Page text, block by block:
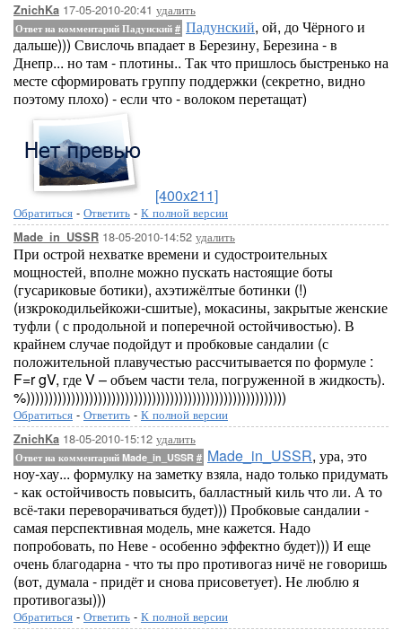
ZnichKa 17-05-2010-20:41 удалить
Ответ на комментарий Падунский # Падунский, ой, до Чёрного и
дальше))) Свислочь впадает в Березину, Березина - в
Днепр... но там - плотины.. Так что пришлось быстренько на
месте сформировать группу поддержки (секретно, видно
поэтому плохо) - если что - волоком перетащат)
[400x211]
Обратиться - Ответить - К полной версии
Made_in_USSR 18-05-2010-14:52 удалить
При острой нехватке времени и судостроительных
мощностей, вполне можно пускать настоящие боты
(гусариковые ботики), ахэтижёлтые ботинки (!)
(изкрокодильейкожи-сшитые), мокасины, закрытые женские
туфли ( с продольной и поперечной остойчивостью). В
крайнем случае подойдут и пробковые сандалии (с
положительной плавучестью рассчитывается по формуле :
F=r gV, где V – объем части тела, погруженной в жидкость).
%))))))))))))))))))))))))))))))))))))))))))))))))))))))))))
Обратиться - Ответить - К полной версии
ZnichKa 18-05-2010-15:12 удалить
Ответ на комментарий Made_in_USSR # Made_in_USSR, ура, это
ноу-хау... формулку на заметку взяла, надо только придумать
- как остойчивость повысить, балластный киль что ли. А то
всё-таки переворачиваться будет))) Пробковые сандалии -
самая перспективная модель, мне кажется. Надо
попробовать, по Неве - особенно эффектно будет))) И еще
очень благодарна - что ты про противогаз ничё не говоришь
(вот, думала - придёт и снова присоветует). Не люблю я
противогазы)))
Обратиться - Ответить - К полной версии